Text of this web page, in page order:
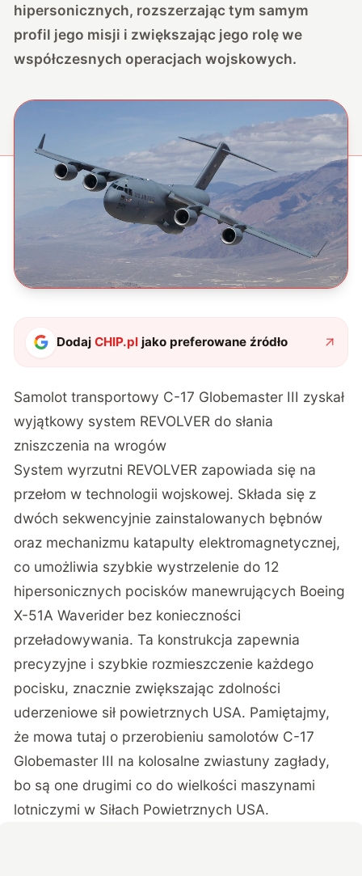
hipersonicznych, rozszerzając tym samym
profil jego misji i zwiększając jego rolę we
współczesnych operacjach wojskowych.
DodajCHIP.pl jako preferowane źródło
Samolot transportowy C-17 Globemaster III zyskał
wyjątkowy system REVOLVER do słania
zniszczenia na wrogów
System wyrzutni REVOLVER zapowiada się na
przełom w technologii wojskowej. Składa się z
dwóch sekwencyjnie zainstalowanych bębnów
oraz mechanizmu katapulty elektromagnetycznej,
co umożliwia szybkie wystrzelenie do 12
hipersonicznych pocisków manewrujących Boeing
X-51A Waverider bez konieczności
przeładowywania. Ta konstrukcja zapewnia
precyzyjne i szybkie rozmieszczenie każdego
pocisku, znacznie zwiększając zdolności
uderzeniowe sił powietrznych USA. Pamiętajmy,
że mowa tutaj o przerobieniu samolotów C-17
Globemaster III na kolosalne zwiastuny zagłady,
bo są one drugimi co do wielkości maszynami
lotniczymi w Siłach Powietrznych USA.